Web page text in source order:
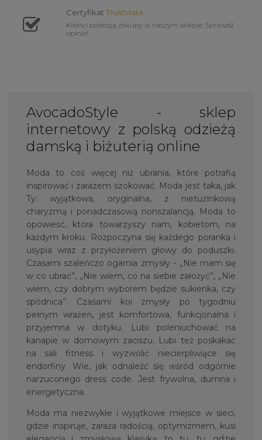
Certyfikat TrustMate
Klienci polecają zakupy w naszym sklepie. Sprawdź
opinie!
AvocadoStyle - sklep
internetowy z polską odzieżą
damską i biżuterią online
Moda to coś więcej niż ubrania, które potrafią
inspirować i zarazem szokować. Moda jest taka, jak
Ty: wyjątkowa, oryginalna, z nietuzinkową
charyzmą i ponadczasową nonszalancją. Moda to
opowieść, która towarzyszy nam, kobietom, na
każdym kroku. Rozpoczyna się każdego poranka i
usypia wraz z przyłożeniem głowy do poduszki.
Czasami szaleńczo ogarnia zmysły - „Nie mam się
w co ubrać”, „Nie wiem, co na siebie założyć”, „Nie
wiem, czy dobrym wyborem będzie sukienka, czy
spódnica”. Czasami koi zmysły po tygodniu
pełnym wrażeń, jest komfortowa, funkcjonalna i
przyjemna w dotyku. Lubi poleniuchować na
kanapie w domowym zaciszu. Lubi też poskakać
na sali fitness i wyzwolić niecierpliwiące się
endorfiny. Wie, jak odnaleźć się wśród odgórnie
narzuconego dress code. Jest frywolna, dumna i
energetyczna.
Moda ma niezwykłe i wyjątkowe miejsce w sieci,
gdzie inspiruje, zaraża radością, optymizmem, kusi